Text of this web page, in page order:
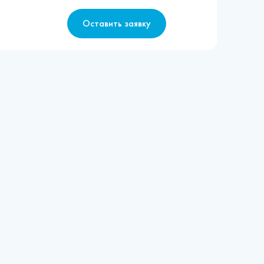
Оставить заявку